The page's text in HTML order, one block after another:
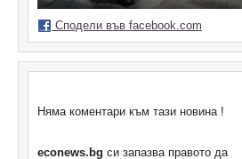
Сподели във facebook.com
Няма коментари към тази новина !
econews.bg си запазва правото да